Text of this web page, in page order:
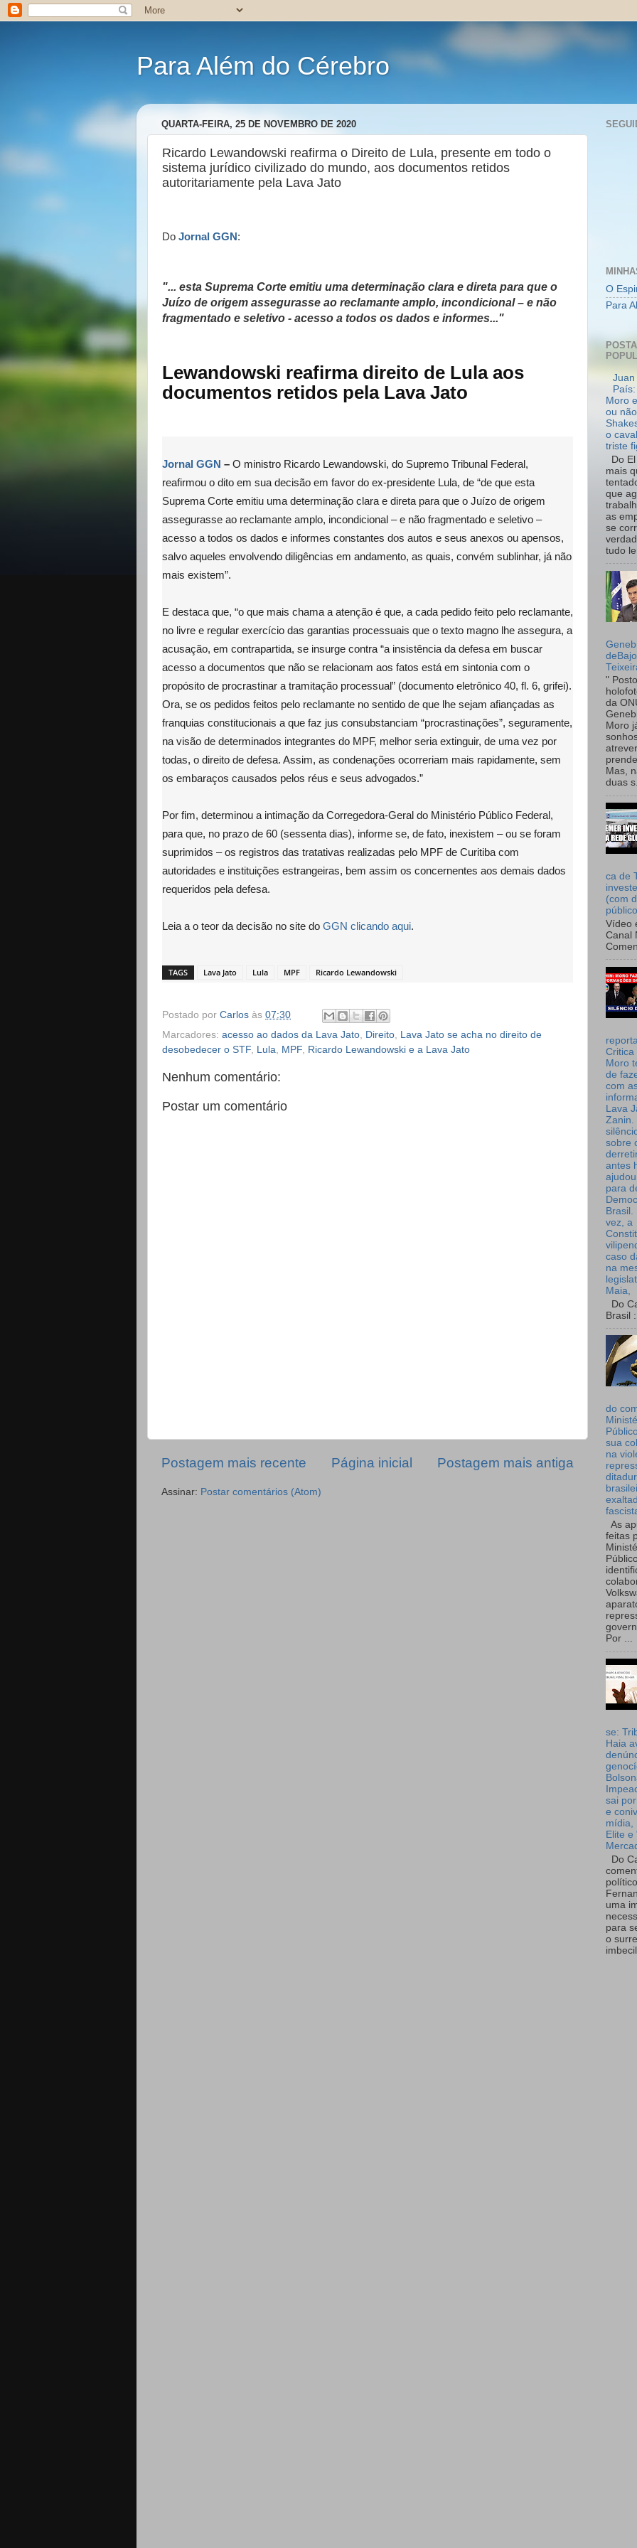
Para Além do Cérebro
QUARTA-FEIRA, 25 DE NOVEMBRO DE 2020
Ricardo Lewandowski reafirma o Direito de Lula, presente em todo o
sistema jurídico civilizado do mundo, aos documentos retidos
autoritariamente pela Lava Jato
Do Jornal GGN :
"... esta Suprema Corte emitiu uma determinação clara e direta para que o
Juízo de origem assegurasse ao reclamante amplo, incondicional – e não
fragmentado e seletivo - acesso a todos os dados e informes..."
Lewandowski reafirma direito de Lula aos
documentos retidos pela Lava Jato
Jornal GGN – O ministro Ricardo Lewandowski, do Supremo Tribunal Federal,
reafirmou o dito em sua decisão em favor do ex-presidente Lula, de “de que esta
Suprema Corte emitiu uma determinação clara e direta para que o Juízo de origem
assegurasse ao reclamante amplo, incondicional – e não fragmentado e seletivo –
acesso a todos os dados e informes constantes dos autos e seus anexos ou apensos,
salvo aqueles envolvendo diligências em andamento, as quais, convém sublinhar, já não
mais existem”.
E destaca que, “o que mais chama a atenção é que, a cada pedido feito pelo reclamante,
no livre e regular exercício das garantias processuais que o texto magno lhe assegura, a
acusação, em contrapartida, se insurge contra “a insistência da defesa em buscar
acesso a documentos que não se relacionam aos fatos está em sintonia com o
propósito de procrastinar a tramitação processual” (documento eletrônico 40, fl. 6, grifei).
Ora, se os pedidos feitos pelo reclamante no sentido de que lhe sejam afiançadas as
franquias constitucionais a que faz jus consubstanciam “procrastinações”, seguramente,
na visão de determinados integrantes do MPF, melhor seria extinguir, de uma vez por
todas, o direito de defesa. Assim, as condenações ocorreriam mais rapidamente, sem
os embaraços causados pelos réus e seus advogados.”
Por fim, determinou a intimação da Corregedora-Geral do Ministério Público Federal,
para que, no prazo de 60 (sessenta dias), informe se, de fato, inexistem – ou se foram
suprimidos – os registros das tratativas realizadas pelo MPF de Curitiba com
autoridades e instituições estrangeiras, bem assim os concernentes aos demais dados
requeridos pela defesa.
Leia a o teor da decisão no site do GGN clicando aqui.
TAGS Lava Jato Lula MPF Ricardo Lewandowski
Postado por Carlos às 07:30
Marcadores: acesso ao dados da Lava Jato Direito
Lava Jato se acha no direito de
desobedecer o STF
Lula MPF Ricardo Lewandowski e a Lava Jato
Nenhum comentário:
Postar um comentário
Postagem mais recente Postagem mais antiga
Página inicial
Assinar: Postar comentários (Atom)
O
Para
Juan
Moro
ou
o
triste
Do
mais
que
as
se
tudo
"
da
Moro
Mas,
duas
ca de
(com
Vídeo
Canal
Critica
Moro
de
com
Lava
Zanin.
sobre
antes
para
Brasil.
vez, a
caso
na
Maia,
Do
Brasil :
do
sua
na
As
feitas
Por ...
se:
Haia
sai
e
mídia,
Elite e
Do
uma
para
o